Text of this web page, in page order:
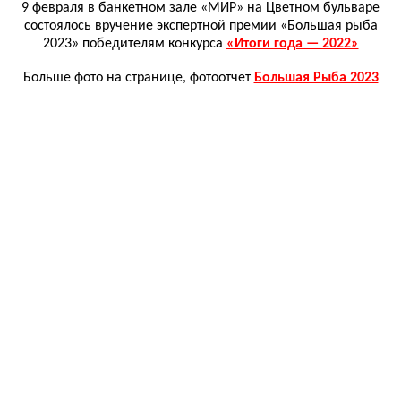
9 февраля в банкетном зале «МИР» на Цветном бульваре
состоялось вручение экспертной премии «Большая рыба
2023» победителям конкурса «Итоги года — 2022»
Больше фото на странице, фотоотчет Большая Рыба 2023